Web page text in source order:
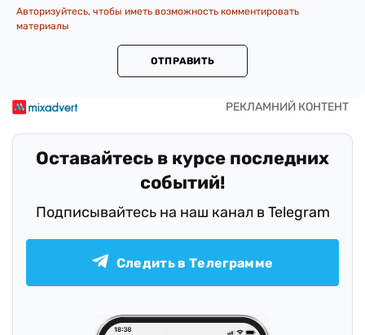
Авторизуйтесь, чтобы иметь возможность комментировать
материалы
ОТПРАВИТЬ
Оставайтесь в курсе последних
событий!
Подписывайтесь на наш канал в Telegram
Следить в Телеграмме